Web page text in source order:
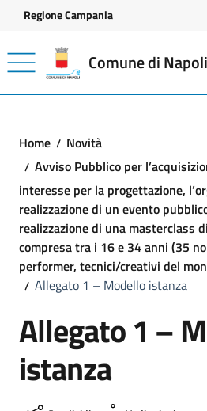
Vai ai contenuti
Vai al footer
Regione Campania
Comune di Napoli
Home
Novità
Avviso Pubblico per
interesse per la progettazione,
realizzazione di un evento
realizzazione di una masterclass
compresa tra i 16 e 34 anni (35
performer, tecnici/creativi del
Allegato 1 – Modello istanza
Allegato 1 –
istanza